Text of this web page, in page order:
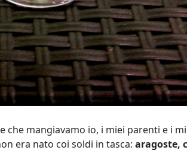
mangiavamo io, i miei parenti e i
era nato coi soldi in tasca: aragoste,